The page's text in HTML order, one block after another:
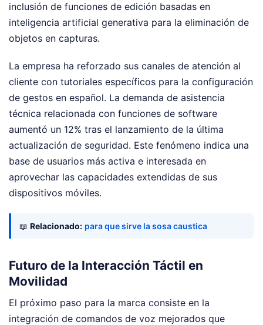
inclusión de funciones de edición basadas en
inteligencia artificial generativa para la eliminación de
objetos en capturas.
La empresa ha reforzado sus canales de atención al
cliente con tutoriales específicos para la configuración
de gestos en español. La demanda de asistencia
técnica relacionada con funciones de software
aumentó un 12% tras el lanzamiento de la última
actualización de seguridad. Este fenómeno indica una
base de usuarios más activa e interesada en
aprovechar las capacidades extendidas de sus
dispositivos móviles.
📖 Relacionado: para que sirve la sosa caustica
Futuro de la Interacción Táctil en
Movilidad
El próximo paso para la marca consiste en la
integración de comandos de voz mejorados que